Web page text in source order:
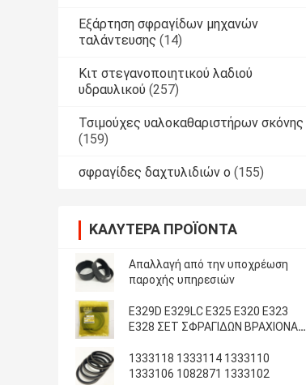
Εξάρτηση σφραγίδων μηχανών
ταλάντευσης (14)
Κιτ στεγανοποιητικού λαδιού
υδραυλικού (257)
Τσιμούχες υαλοκαθαριστήρων σκόνης
(159)
σφραγίδες δαχτυλιδιών ο (155)
ΚΑΛΎΤΕΡΑ ΠΡΟΪΌΝΤΑ
Απαλλαγή από την υποχρέωση
παροχής υπηρεσιών
E329D E329LC E325 E320 E323
E328 ΣΕΤ ΣΦΡΑΓΙΔΩΝ ΒΡΑΧΙΟΝΑ
1333118 1333114 1333110
1333106 1082871 1333102